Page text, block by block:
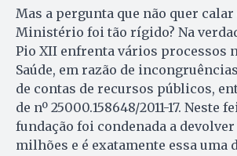
Mas a pergunta que não quer calar
Ministério foi tão rígido? Na
Pio XII enfrenta vários processos
Saúde, em razão de
de contas de recursos públicos,
de nº 25000.158648/2011-17. Neste
fundação foi condenada a devolver
milhões e é exatamente essa uma